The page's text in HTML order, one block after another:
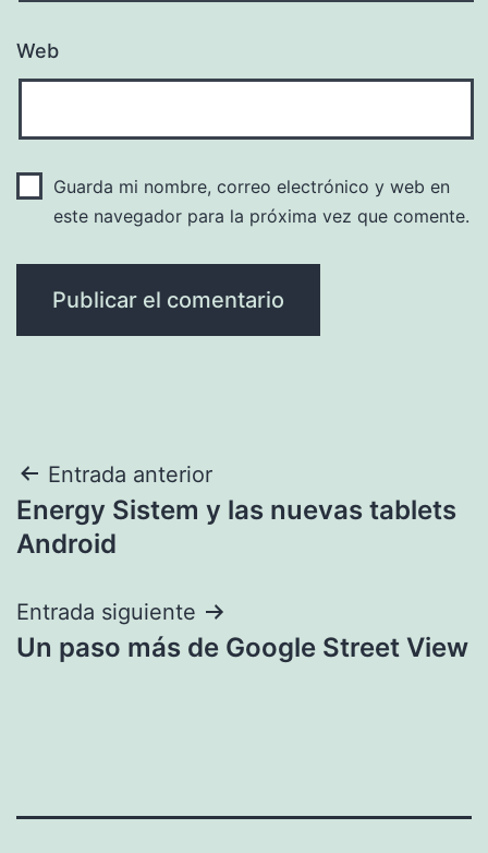
Web
Guarda mi nombre, correo electrónico y web en
este navegador para la próxima vez que comente.
Navegación
de
Entrada anterior
Energy Sistem y las nuevas tablets
Android
Entrada siguiente
Un paso más de Google Street View